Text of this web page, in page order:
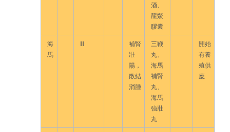
酒、
龍鱉
膠囊
海
馬
II
補腎
壯
陽，
散結
消腫
三鞭
丸、
海馬
補腎
丸、
海馬
強壯
丸
開始
有養
殖供
應